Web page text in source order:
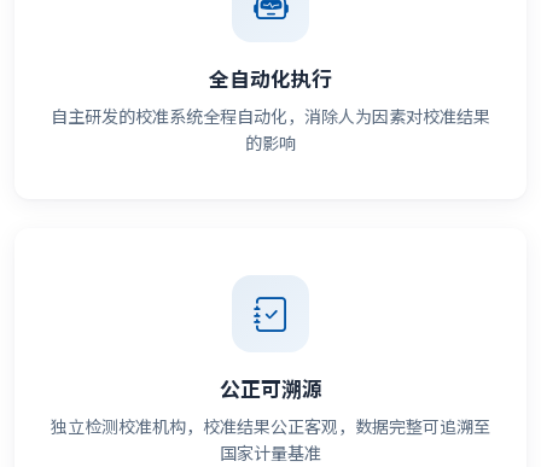
全自动化执行
自主研发的校准系统全程自动化，消除人为因素对校准结果
的影响
公正可溯源
独立检测校准机构，校准结果公正客观，数据完整可追溯至
国家计量基准